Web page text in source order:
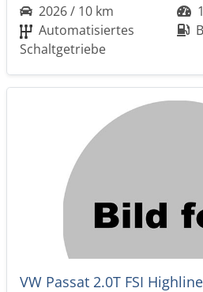
2026 / 10 km
Automatisiertes
Schaltgetriebe
VW Passat 2.0T FSI